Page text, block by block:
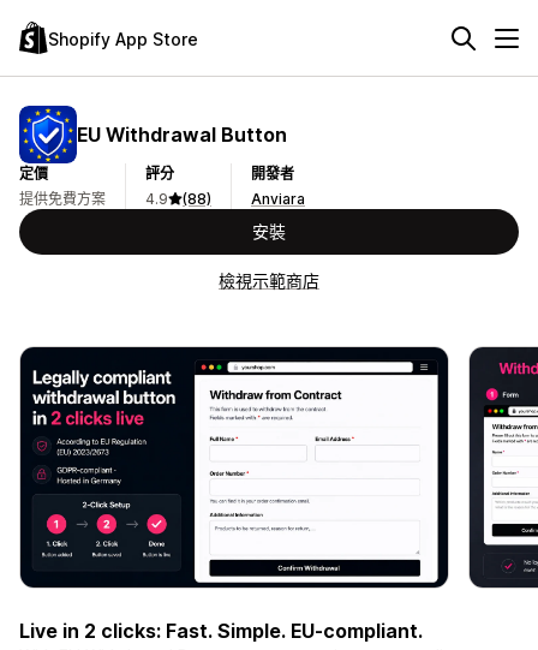
Shopify App Store
EU Withdrawal Button
定價
提供免費方案
評分
4.9
(88)
開發者
Anviara
安裝
檢視示範商店
Live in 2 clicks: Fast. Simple. EU-compliant.